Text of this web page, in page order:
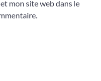
mon site web dans le